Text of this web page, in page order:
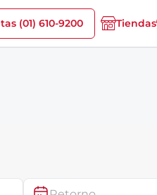
(01) 610-9200 Tiendas